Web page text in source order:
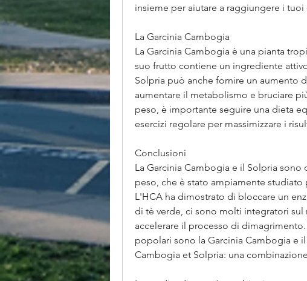
insieme per aiutare a raggiungere i
La Garcinia Cambogia
La Garcinia Cambogia è una pianta
suo frutto contiene un ingrediente
Solpria può anche fornire un aumento
aumentare il metabolismo e bruciare
peso, è importante seguire una dieta
esercizi regolare per massimizzare i
Conclusioni
La Garcinia Cambogia e il Solpria
peso, che è stato ampiamente
L'HCA ha dimostrato di bloccare un
di tè verde, ci sono molti integratori sul
accelerare il processo di
popolari sono la Garcinia Cambogia e
Cambogia et Solpria: una